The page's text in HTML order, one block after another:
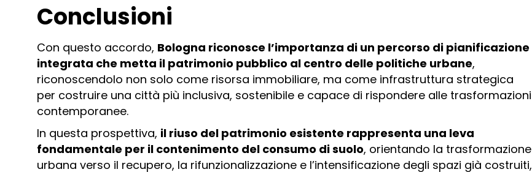
Conclusioni
Con questo accordo, Bologna riconosce l’importanza di un percorso di pianificazione
integrata che metta il patrimonio pubblico al centro delle politiche urbane,
riconoscendolo non solo come risorsa immobiliare, ma come infrastruttura strategica
per costruire una città più inclusiva, sostenibile e capace di rispondere alle trasformazioni
contemporanee.
In questa prospettiva, il riuso del patrimonio esistente rappresenta una leva
fondamentale per il contenimento del consumo di suolo, orientando la trasformazione
urbana verso il recupero, la rifunzionalizzazione e l’intensificazione degli spazi già costruiti,